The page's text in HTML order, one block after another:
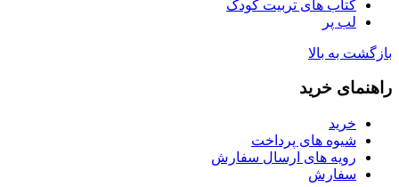
کتاب های تربیت کودک
لب پر
بازگشت به بالا
راهنمای خرید
خرید
شیوه های پرداخت
رویه های ارسال سفارش
سفارش